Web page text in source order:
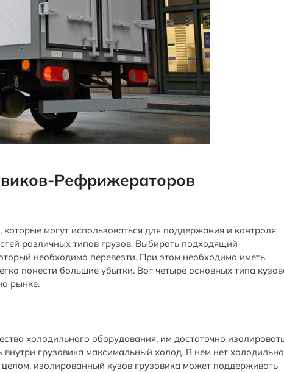
Рефрижераторов
могут использоваться для поддержания и контроля
различных типов грузов. Выбирать подходящий
необходимо перевезти. При этом необходимо иметь
понести большие убытки. Вот четыре основных типа
рынке.
холодильного оборудования, им достаточно
грузовика максимальный холод. В нем нет
изолированный кузов грузовика может поддерживать